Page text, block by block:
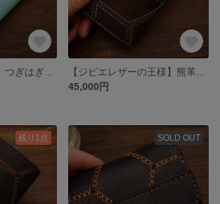
45,000円
残り1点 SOLD OUT